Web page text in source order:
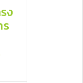
ง
ร